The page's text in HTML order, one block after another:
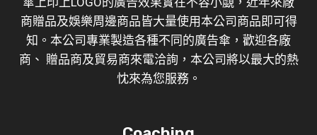
商贈品及娛樂周邊商品皆大量使用本公司商品即可得
知。本公司專業製造各種不同的廣告傘，歡迎各廠
商、 贈品商及貿易商來電洽詢，本公司將以最大的熱
忱來為您服務。